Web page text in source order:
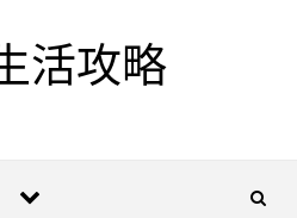
活攻略